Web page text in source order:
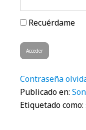
Recuérdame
Contraseña
Publicado en:
Etiquetado como: